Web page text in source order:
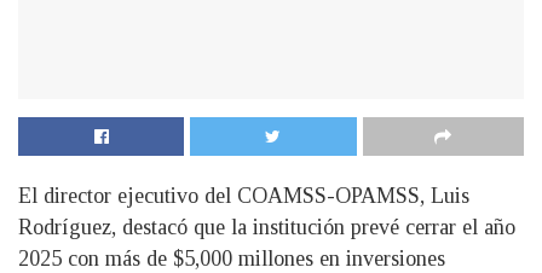
El director ejecutivo del COAMSS-OPAMSS, Luis
Rodríguez, destacó que la institución prevé cerrar el año
2025 con más de $5,000 millones en inversiones